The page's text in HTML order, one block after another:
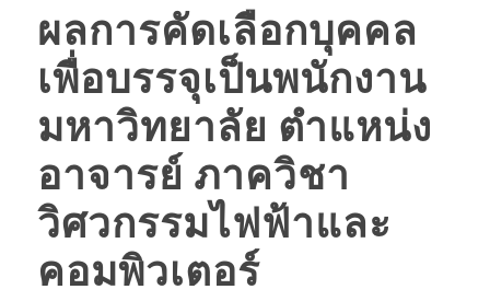
ผลการคัดเลือกบุคคล
เพื่อบรรจุเป็นพนักงาน
มหาวิทยาลัย ตำแหน่ง
อาจารย์ ภาควิชา
วิศวกรรมไฟฟ้าและ
คอมพิวเตอร์